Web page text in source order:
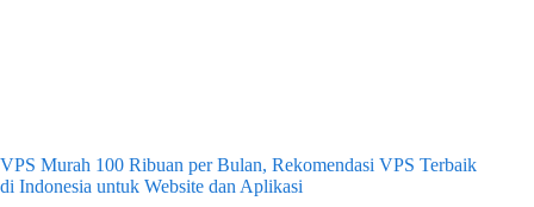
VPS Murah 100 Ribuan per Bulan, Rekomendasi VPS Terbaik
di Indonesia untuk Website dan Aplikasi